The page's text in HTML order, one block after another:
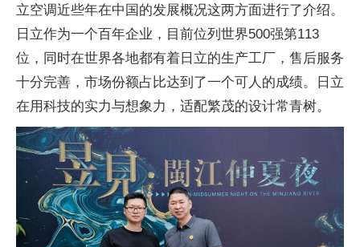
立空调近些年在中国的发展概况这两方面进行了介绍。
日立作为一个百年企业，目前位列世界500强第113
位，同时在世界各地都有着日立的生产工厂，售后服务
十分完善，市场份额占比达到了一个可人的成绩。日立
在用科技的实力与想象力，适配繁茂的设计常青树。